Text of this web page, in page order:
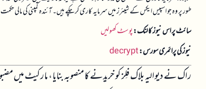
طور پر وہ جو اسپیس ایکس کے شیئرز میں سرمایہ کاری کر چکے ہیں۔ آئندہ کمپنی کی مالی
سائٹ پر اس نیوز کا لنک:پوسٹ کھولیں
نیوز کی پرائمری سورس:decrypt
راک نے دیوالیہ بلاک فلِز کو خریدنے کا منصوبہ بنایا، مارکیٹ میں